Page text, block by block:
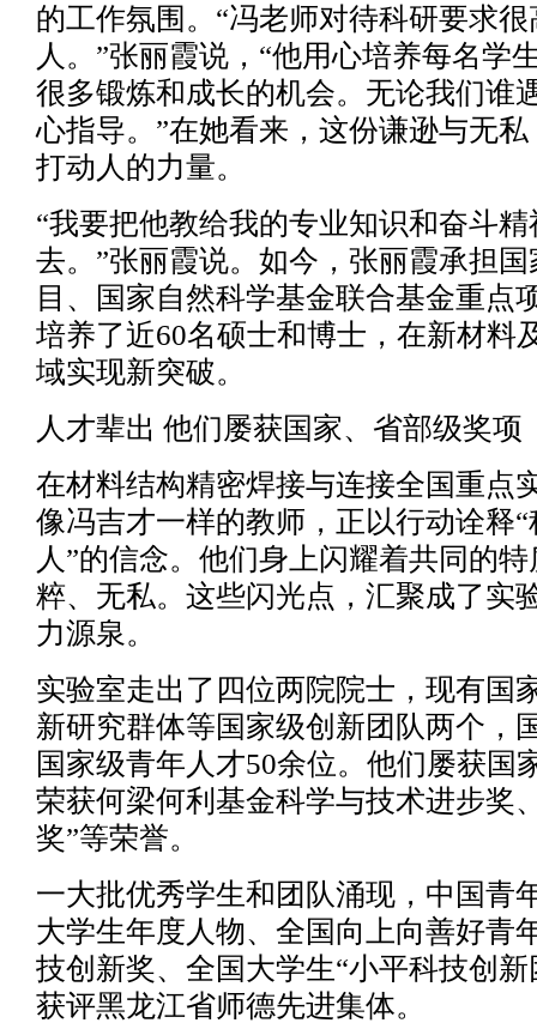
的工作氛围。“冯老师对待科研要求
人。”张丽霞说，“他用心培养每名学
很多锻炼和成长的机会。无论我们谁
心指导。”在她看来，这份谦逊与无
打动人的力量。
“我要把他教给我的专业知识和奋斗
去。”张丽霞说。如今，张丽霞承担
目、国家自然科学基金联合基金重点
培养了近60名硕士和博士，在新材料
域实现新突破。
人才辈出 他们屡获国家、省部级奖项
在材料结构精密焊接与连接全国重点
像冯吉才一样的教师，正以行动诠释
人”的信念。他们身上闪耀着共同的
粹、无私。这些闪光点，汇聚成了实
力源泉。
实验室走出了四位两院院士，现有国
新研究群体等国家级创新团队两个，
国家级青年人才50余位。他们屡获国
荣获何梁何利基金科学与技术进步奖
奖”等荣誉。
一大批优秀学生和团队涌现，中国青
大学生年度人物、全国向上向善好青
技创新奖、全国大学生“小平科技创
获评黑龙江省师德先进集体。